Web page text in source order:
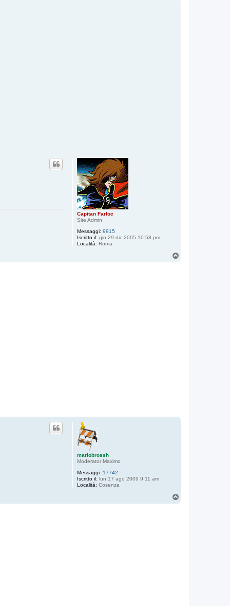
Capitan Farloc
Site Admin
Messaggi: 9915
Iscritto il: gio 29 dic 2005 10:58 pm
Località: Roma
mariobrossh
Moderator Maximo
Messaggi: 17742
Iscritto il: lun 17 ago 2009 9:11 am
Località: Cosenza